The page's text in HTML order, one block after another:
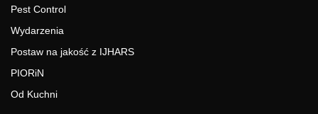
Pest Control
Wydarzenia
Postaw na jakość z IJHARS
PIORiN
Od Kuchni